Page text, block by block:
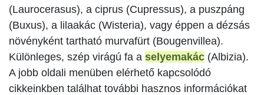
(Laurocerasus), a ciprus (Cupressus), a puszpáng
(Buxus), a lilaakác (Wisteria), vagy éppen a dézsás
növényként tartható murvafürt (Bougenvillea).
Különleges, szép virágú fa a selyemakác (Albizia).
A jobb oldali menüben elérhető kapcsolódó
cikkeinkben találhat további hasznos információkat